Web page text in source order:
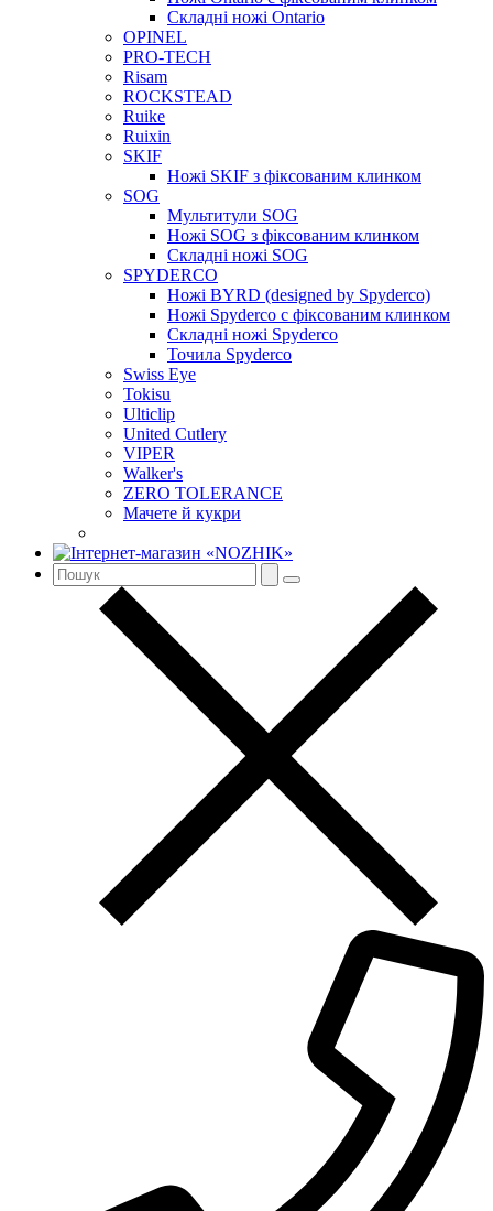
Складні ножі Ontario
OPINEL
PRO-TECH
Risam
ROCKSTEAD
Ruike
Ruixin
SKIF
Ножі SKIF з фіксованим клинком
SOG
Мультитули SOG
Ножі SOG з фіксованим клинком
Складні ножі SOG
SPYDERCO
Ножі BYRD (designed by Spyderco)
Ножі Spyderco c фіксованим клинком
Складні ножі Spyderco
Точила Spyderco
Swiss Eye
Tokisu
Ulticlip
United Cutlery
VIPER
Walker's
ZERO TOLERANCE
Мачете й кукри